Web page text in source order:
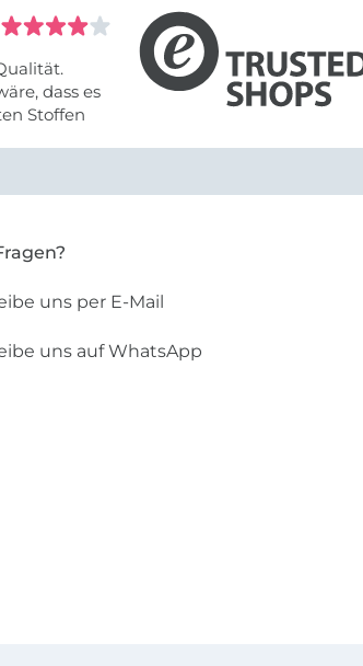
dass es
Stoffen
uns per E-Mail
uns auf WhatsApp